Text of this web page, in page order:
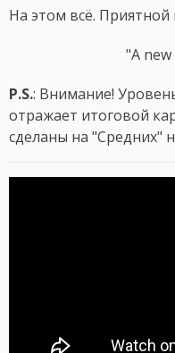
На этом всё.
"A
P.S.: Внимание!
отражает итоговой
сделаны на "Средних"